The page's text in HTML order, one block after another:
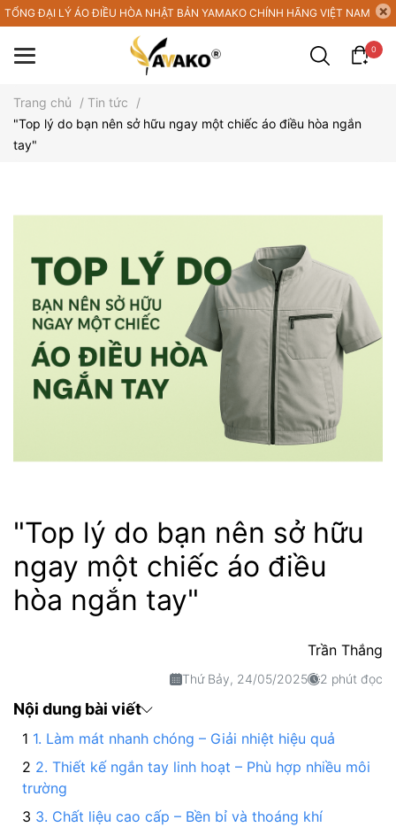
TỔNG ĐẠI LÝ ÁO ĐIỀU HÒA NHẬT BẢN YAMAKO CHÍNH HÃNG VIỆT NAM
0
Trang chủ / Tin tức
/
"Top lý do bạn nên sở hữu ngay một chiếc áo điều hòa ngắn
tay"
"Top lý do bạn nên sở hữu
ngay một chiếc áo điều
hòa ngắn tay"
Trần Thắng
Thứ Bảy, 24/05/2025 2 phút đọc
Nội dung bài viết
1. Làm mát nhanh chóng – Giải nhiệt hiệu quả
2. Thiết kế ngắn tay linh hoạt – Phù hợp nhiều môi
trường
3. Chất liệu cao cấp – Bền bỉ và thoáng khí